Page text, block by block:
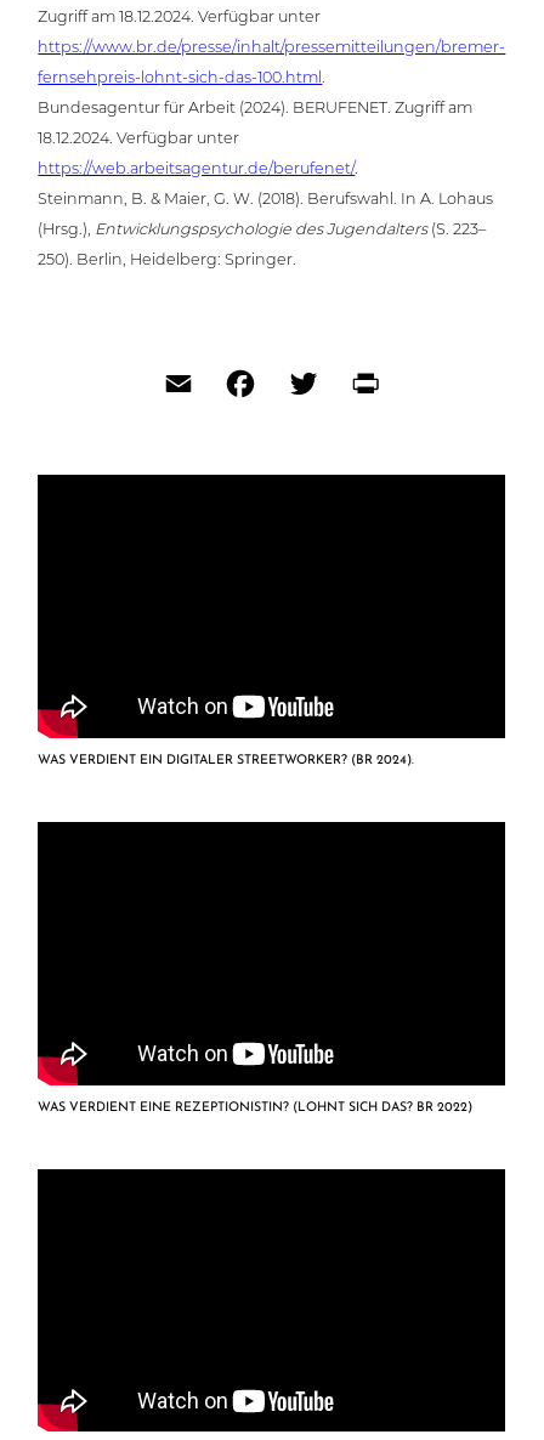
Zugriff am 18.12.2024. Verfügbar unter
https://www.br.de/presse/inhalt/pressemitteilungen/bremer-
fernsehpreis-lohnt-sich-das-100.html.
Bun­des­agen­tur für Arbeit (2024). BERUFENET. Zugriff am
18.12.2024. Verfügbar unter
https://web.arbeitsagentur.de/berufenet/.
Steinmann, B. & Maier, G. W. (2018). Berufs­wahl. In A. Lohaus
(Hrsg.), Ent­wick­lungs­psy­cho­lo­gie des Jugend­al­ters(S. 223–
250). Berlin, Hei­del­berg: Springer.
Email FacebookTwitter
WAS VERDIENT EIN DIGITALER STREETWORKER? (BR 2024).
WAS VERDIENT EINE REZEPTIONISTIN? (LOHNT SICH DAS? BR 2022)